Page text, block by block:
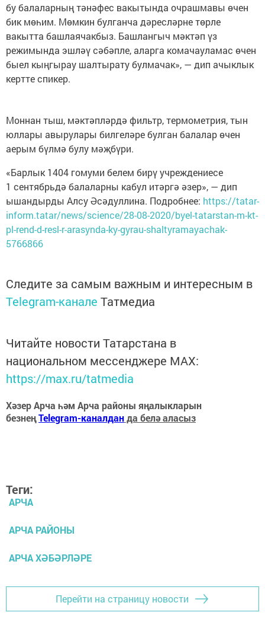
бу балаларның тәнәфес вакытында очрашмавы өчен
бик мөһим. Мөмкин булганча дәресләрне төрле
вакытта башлаячакбыз. Башлангыч мәктәп үз
режимында эшләү сәбәпле, аларга комачауламас өчен
быел кыңгырау шалтырату булмачак», — дип ачыклык
кертте спикер.
Моннан тыш, мәктәпләрдә фильтр, термометрия, тын
юллары авырулары билгеләре булган балалар өчен
аерым бүлмә булу мәҗбүри.
«Барлык 1404 гомуми белем бирү учреждениесе
1 сентябрьдә балаларны кабул итәргә әзер», — дип
ышандырды Алсу Әсәдуллина. Подробнее: https://tatar-
inform.tatar/news/science/28-08-2020/byel-tatarstan-m-kt-
pl-rend-d-resl-r-arasynda-ky-gyrau-shaltyramayachak-
5766866
Следите за самым важным и интересным в
Telegram-канале Татмедиа
Читайте новости Татарстана в
национальном мессенджере MАХ:
https://max.ru/tatmedia
Хәзер Арча һәм Арча районы яңалыкларын
безнеңTelegram-каналданда белә аласыз
Теги:
АРЧА
АРЧА РАЙОНЫ
АРЧА ХӘБӘРЛӘРЕ
Перейти на страницу новости